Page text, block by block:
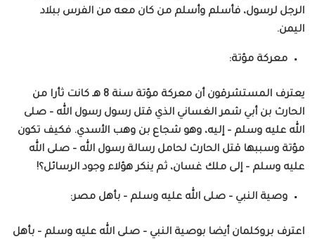
الرجل لرسول، فأسلم وأسلم من كان معه من الفرس ببلاد
اليمن.
معركة مؤتة:
يعترف المستشرقون أن معركة مؤتة سنة 8 هـ كانت ثأرا من
الحارث بن أبي شمر الغساني الذي قتل رسول رسول الله – صلى
الله عليه وسلم – إليه، وهو شجاع بن وهب الأسدي. فكيف تكون
مؤتة وسببها قتل الحارث لحامل رسالة رسول الله – صلى الله
عليه وسلم – إلى ملك غسان، ثم ينكر هؤلاء وجود الرسائل؟!
وصية النبي – صلى الله عليه وسلم – بأهل مصر:
اعترف بروكلمان أيضا بوصية النبي – صلى الله عليه وسلم – بأهل